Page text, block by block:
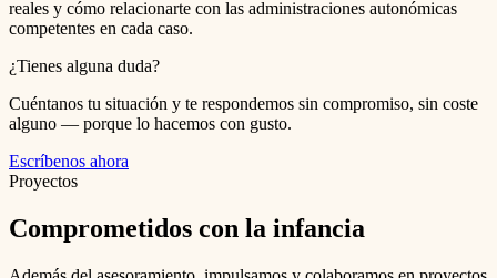
reales y cómo relacionarte con las administraciones autonómicas
competentes en cada caso.
¿Tienes alguna duda?
Cuéntanos tu situación y te respondemos sin compromiso, sin coste
alguno — porque lo hacemos con gusto.
Escríbenos ahora
Proyectos
Comprometidos con la infancia